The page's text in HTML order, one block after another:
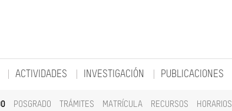
POSGRADO TRÁMITES MATRÍCULA RECURSOS HORARIOS
ACTIVIDADES INVESTIGACIÓN PUBLICACIONES